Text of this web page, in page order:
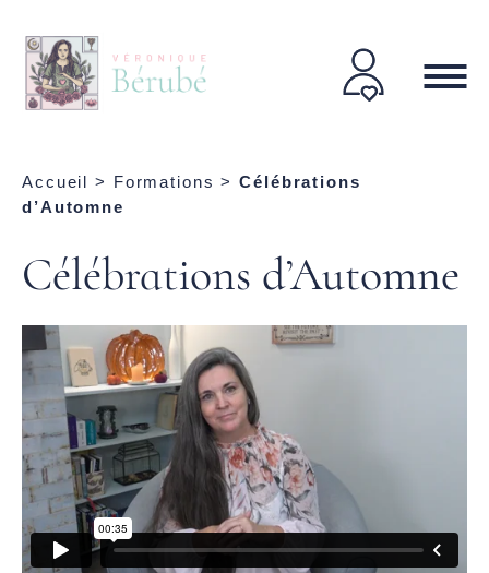
Accueil > Formations >Célébrations
d’Automne
Célébrations d’Automne